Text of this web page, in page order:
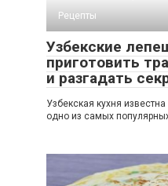
Рецепты
Узбекские
приготовить
и разгадать
Узбекская кухня
одно из самых